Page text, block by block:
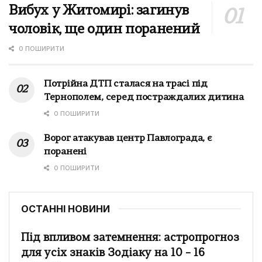
Вибух у Житомирі: загинув
чоловік, ще один поранений
0 ПОШИРИТИ
Потрійна ДТП сталася на трасі під
Тернополем, серед постраждалих дитина
0 ПОШИРИТИ
Ворог атакував центр Павлограда, є
поранені
0 ПОШИРИТИ
ОСТАННІ НОВИНИ
Під впливом затемнення: астропрогноз
для усіх знаків Зодіаку на 10 – 16